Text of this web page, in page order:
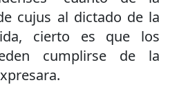
cujus al dictado de la
cierto es que los
cumplirse de la